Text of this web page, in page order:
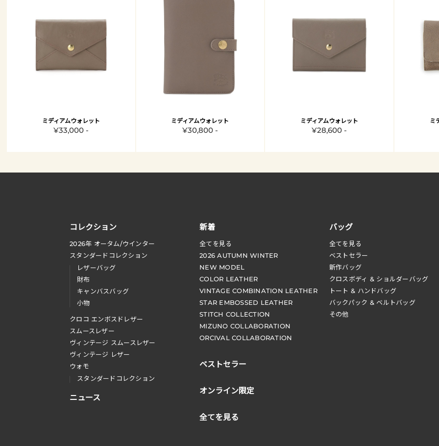
ミディアムウォレット
¥33,000 -
ミディアムウォレット
¥30,800 -
ミディアムウォレット
¥28,600 -
ミ
コレクション
2026年 オータム/ウインター
スタンダードコレクション
レザーバッグ
財布
キャンバスバッグ
小物
クロコ エンボスドレザー
スムースレザー
ヴィンテージ スムースレザー
ヴィンテージ レザー
ウォモ
スタンダードコレクション
ニュース
新着
全てを見る
2026 AUTUMN WINTER
NEW MODEL
COLOR LEATHER
VINTAGE COMBINATION LEATHER
STAR EMBOSSED LEATHER
STITCH COLLECTION
MIZUNO COLLABORATION
ORCIVAL COLLABORATION
ベストセラー
オンライン限定
全てを見る
バッグ
全てを見る
ベストセラー
新作バッグ
クロスボディ & ショルダーバッグ
トート & ハンドバッグ
バックパック & ベルトバッグ
その他